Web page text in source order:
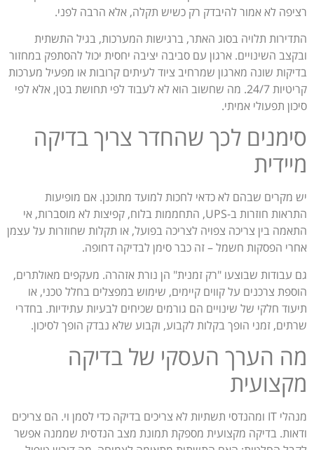
רציפה לא אמור להיבדק רק כשיש תקלה, אלא הרבה לפני.
התדירות תלויה בסוג האתר, ברגישות המערכות, בגיל התשתית
ובקצב השינויים. ארגון עם סביבה יציבה יחסית יכול להסתפק במחזור
בדיקות שונה מארגון שמרחיב ציוד לעיתים קרובות או מפעיל מערכות
קריטיות 24/7. מה שחשוב הוא לא לעבוד לפי תחושת בטן, אלא לפי
סיכון תפעולי אמיתי.
סימנים לכך שהחדר צריך בדיקה
מיידית
יש מקרים שבהם לא כדאי לחכות למועד מתוכנן. אם מופיעות
התראות חוזרות ב-UPS, התחממות בלוח, קפיצות לא מוסברות, אי
התאמה בין צריכה צפויה לצריכה בפועל, או תקלות שחוזרות על עצמן
אחרי הפסקות חשמל – זה כבר סימן לבדיקה דחופה.
גם עבודות שבוצעו "רק זמנית" הן נורת אזהרה. מעקפים מאולתרים,
הוספת צרכנים על קווים קיימים, שימוש במפצלים בחלל טכני, או
תיעוד חלקי של שינויים הם גורמים שכיחים לבעיות עתידיות. בחדרי
שרתים, זמני הופך בקלות לקבוע, וקבוע שלא נבדק הופך לסיכון.
מה הערך העסקי של בדיקה
מקצועית
מנהלי IT ומהנדסי תשתיות לא צריכים בדיקה כדי לסמן וי. הם צריכים
ודאות. בדיקה מקצועית מספקת תמונת מצב הנדסית שממנה אפשר